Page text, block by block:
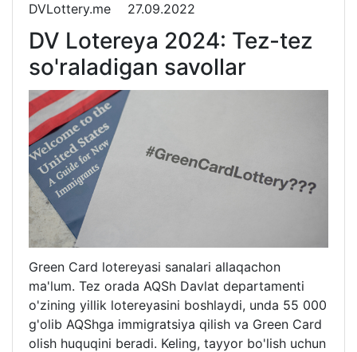
DVLottery.me 27.09.2022
DV Lotereya 2024: Tez-tez
so'raladigan savollar
Green Card lotereyasi sanalari allaqachon
ma'lum. Tez orada AQSh Davlat departamenti
o'zining yillik lotereyasini boshlaydi, unda 55 000
g'olib AQShga immigratsiya qilish va Green Card
olish huquqini beradi. Keling, tayyor bo'lish uchun